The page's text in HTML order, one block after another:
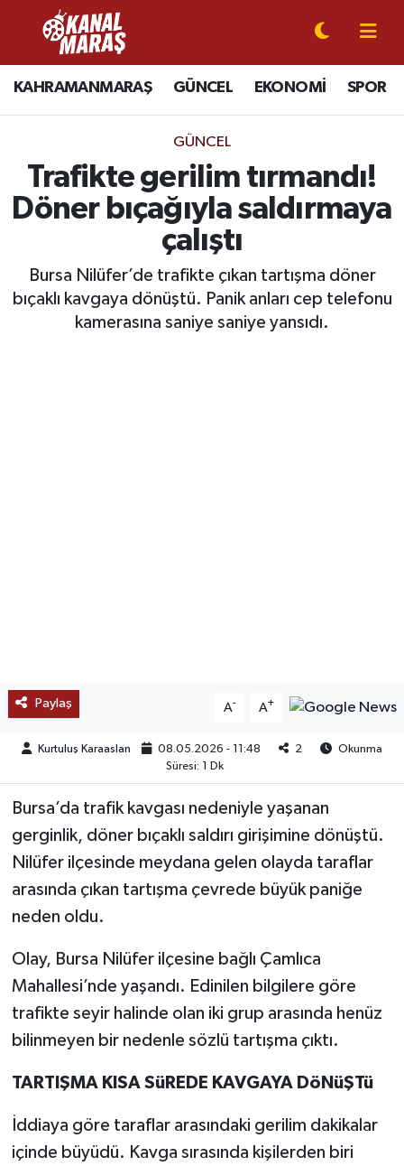
KAHRAMANMARAŞ GÜNCEL EKONOMİ SPOR
GÜNCEL
Trafikte gerilim tırmandı!
Döner bıçağıyla saldırmaya
çalıştı
Bursa Nilüfer’de trafikte çıkan tartışma döner
bıçaklı kavgaya dönüştü. Panik anları cep telefonu
kamerasına saniye saniye yansıdı.
Paylaş A- A+
Kurtuluş Karaaslan 08.05.2026 - 11:48 2
Okunma
Süresi: 1 Dk
Bursa’da trafik kavgası nedeniyle yaşanan
gerginlik, döner bıçaklı saldırı girişimine dönüştü.
Nilüfer ilçesinde meydana gelen olayda taraflar
arasında çıkan tartışma çevrede büyük paniğe
neden oldu.
Olay, Bursa Nilüfer ilçesine bağlı Çamlıca
Mahallesi’nde yaşandı. Edinilen bilgilere göre
trafikte seyir halinde olan iki grup arasında henüz
bilinmeyen bir nedenle sözlü tartışma çıktı.
TARTIŞMA KISA SüREDE KAVGAYA DöNüŞTü
İddiaya göre taraflar arasındaki gerilim dakikalar
içinde büyüdü. Kavga sırasında kişilerden biri
CANLI YAYIN
KAHRAMANMARAŞ
GÜNCEL
SPOR
EKONOMİ
TREND
MEDYA
OTOMOTİV
YAŞAM
Kahramanmaraş Nöbetçi Eczaneler
Kahramanmaraş Hava Durumu
Kahramanmaraş Namaz Vakitleri
Kahramanmaraş Trafik Yoğunluk Haritası
Süper Lig Puan Durumu ve Fikstür
Tüm Manşetler